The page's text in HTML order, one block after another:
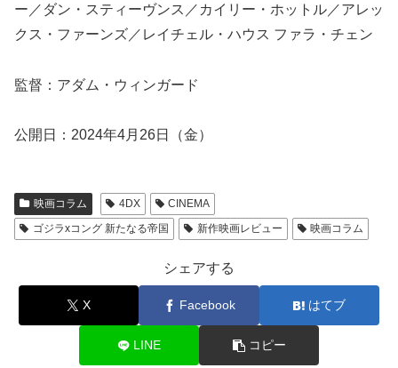
ー／ダン・スティーヴンス／カイリー・ホットル／アレッ
クス・ファーンズ／レイチェル・ハウス ファラ・チェン
監督：アダム・ウィンガード
公開日：2024年4月26日（金）
映画コラム 4DX
CINEMA
ゴジラxコング 新たなる帝国
新作映画レビュー 映画コラム
シェアする
X Facebook はてブ
LINE コピー